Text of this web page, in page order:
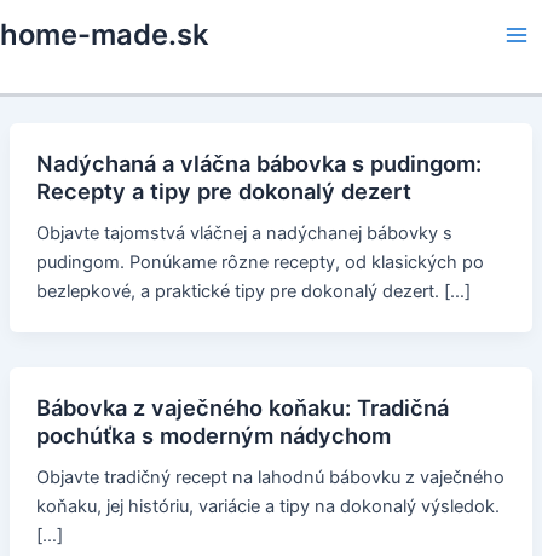
to
home-made.sk
Nadýchaná a vláčna bábovka s pudingom:
Recepty a tipy pre dokonalý dezert
Objavte tajomstvá vláčnej a nadýchanej bábovky s
pudingom. Ponúkame rôzne recepty, od klasických po
bezlepkové, a praktické tipy pre dokonalý dezert. […]
Bábovka z vaječného koňaku: Tradičná
pochúťka s moderným nádychom
Objavte tradičný recept na lahodnú bábovku z vaječného
koňaku, jej históriu, variácie a tipy na dokonalý výsledok.
[…]